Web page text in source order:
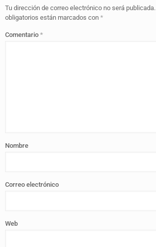
Tu dirección de correo electrónico no será publicada.
obligatorios están marcados con *
Comentario *
Nombre
Correo electrónico
Web